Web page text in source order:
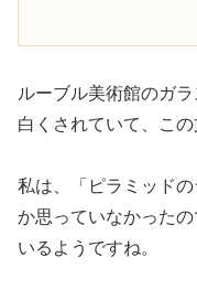
ルーブル美術館のガ
白くされていて、この
私は、「ピラミッド
か思っていなかった
いるようですね。